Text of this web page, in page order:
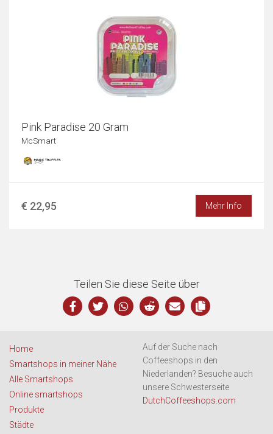
Pink Paradise 20 Gram
McSmart
€ 22,95 Mehr Info
Teilen Sie diese Seite über
Home
Smartshops in meiner Nähe
Alle Smartshops
Online smartshops
Produkte
Städte
Auf der Suche nach
Coffeeshops in den
Niederlanden? Besuche auch
unsere Schwesterseite
DutchCoffeeshops.com